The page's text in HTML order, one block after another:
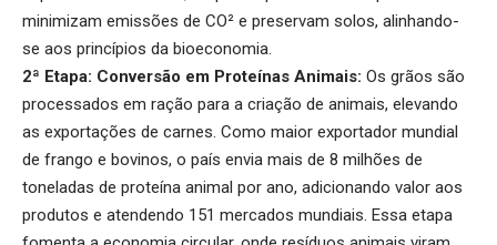
minimizam emissões de CO² e preservam solos, alinhando-
se aos princípios da bioeconomia.
2ª Etapa: Conversão em Proteínas Animais: Os grãos são
processados em ração para a criação de animais, elevando
as exportações de carnes. Como maior exportador mundial
de frango e bovinos, o país envia mais de 8 milhões de
toneladas de proteína animal por ano, adicionando valor aos
produtos e atendendo 151 mercados mundiais. Essa etapa